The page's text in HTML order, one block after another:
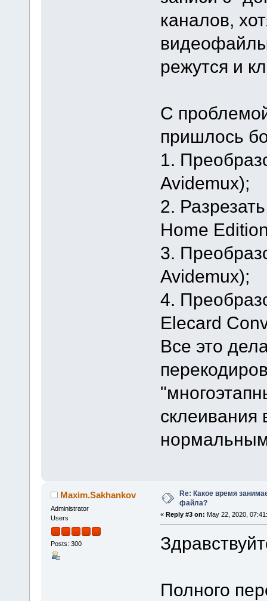
каналов,
режутся и
С
пришлось
1.
Avidemux);
2.
Home
3.
Avidemux);
4.
Elecard
Все это
Maxim.Sakhankov
Administrator
Users
Posts: 300
Re: Какое время
файла?
« Reply #3 on: May 22, 2020,
Полного